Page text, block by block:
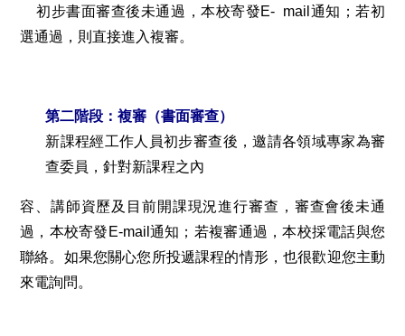
初步書面審查後未通過，本校寄發E- mail通知；若初
選通過，則直接進入複審。
第二階段：複審（書面審查）
新課程經工作人員初步審查後，邀請各領域專家為審
查委員，針對新課程之內
容、講師資歷及目前開課現況進行審查，審查會後未通
過，本校寄發E-mail通知；若複審通過，本校採電話與您
聯絡。如果您關心您所投遞課程的情形，也很歡迎您主動
來電詢問。